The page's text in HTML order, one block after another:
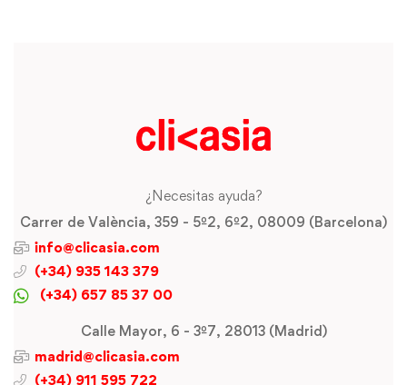
¿Necesitas ayuda?
Carrer de València, 359 - 5º2, 6º2, 08009 (Barcelona)
info@clicasia.com
(+34) 935 143 379
(+34) 657 85 37 00
Calle Mayor, 6 - 3º7, 28013 (Madrid)
madrid@clicasia.com
(+34) 911 595 722